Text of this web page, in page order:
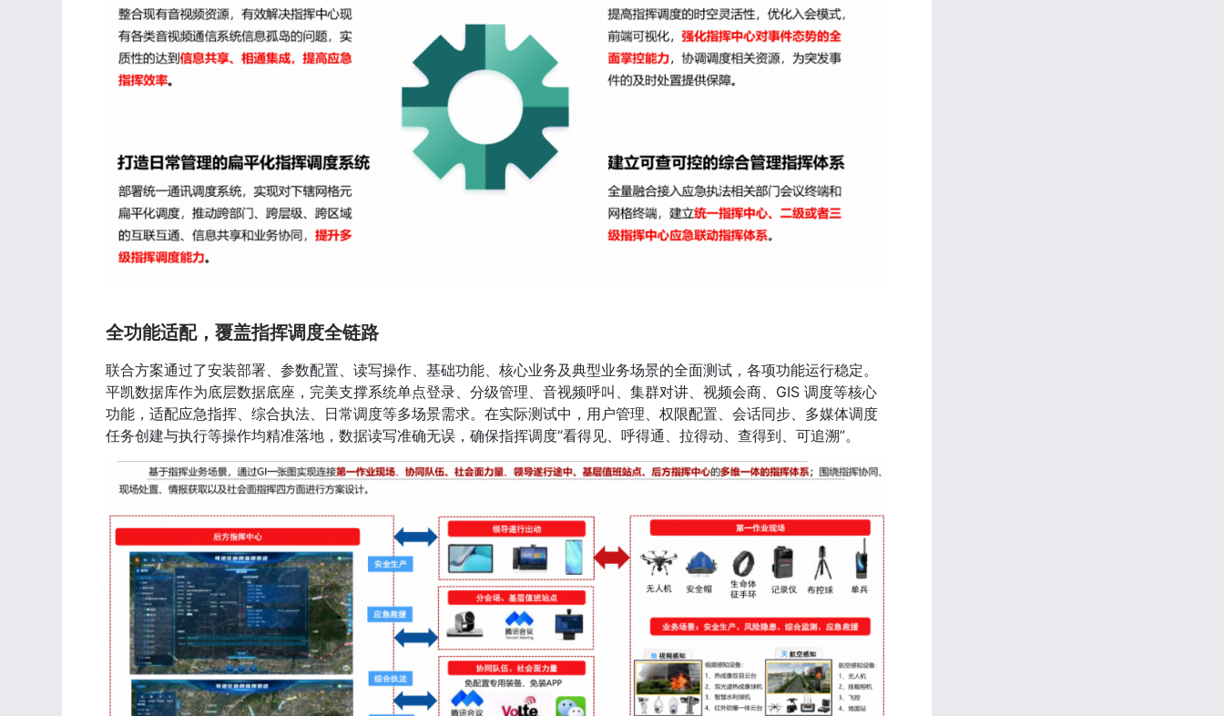
全功能适配，覆盖指挥调度全链路
联合方案通过了安装部署、参数配置、读写操作、基础功能、核心业务及典型业务场景的全面测试，各项功能运行稳定。
平凯数据库作为底层数据底座，完美支撑系统单点登录、分级管理、音视频呼叫、集群对讲、视频会商、GIS 调度等核心
功能，适配应急指挥、综合执法、日常调度等多场景需求。在实际测试中，用户管理、权限配置、会话同步、多媒体调度
任务创建与执行等操作均精准落地，数据读写准确无误，确保指挥调度“看得见、呼得通、拉得动、查得到、可追溯”。